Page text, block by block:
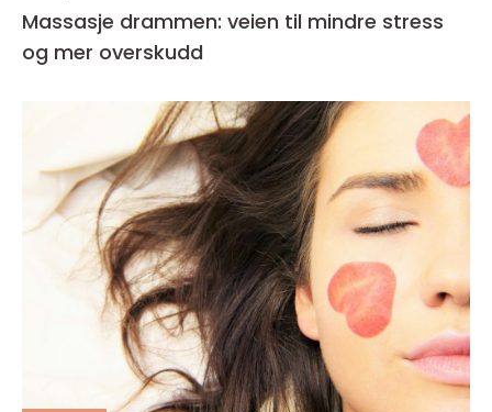
Massasje drammen: veien til mindre stress
og mer overskudd